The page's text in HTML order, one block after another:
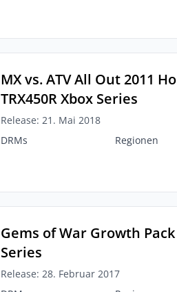
MX vs. ATV All Out 2011
TRX450R Xbox Series
Release: 21. Mai 2018
DRMs
Regionen
Gems of War Growth
Series
Release: 28. Februar 2017